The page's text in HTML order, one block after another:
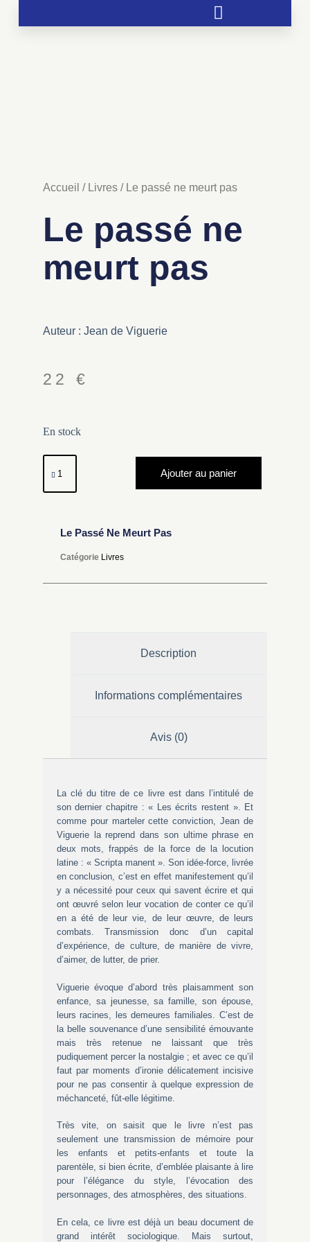
Accueil / Livres/ Le passé ne meurt pas
Le passé ne
meurt pas
Auteur : Jean de Viguerie
22€
En stock
Ajouter au panier
Le Passé Ne Meurt Pas
Catégorie Livres
Description
Informations complémentaires
Avis (0)
La clé du titre de ce livre est dans l’intitulé de
son dernier chapitre : « Les écrits restent ». Et
comme pour marteler cette conviction, Jean de
Viguerie la reprend dans son ultime phrase en
deux mots, frappés de la force de la locution
latine : « Scripta manent ». Son idée-force, livrée
en conclusion, c’est en effet manifestement qu’il
y a nécessité pour ceux qui savent écrire et qui
ont œuvré selon leur vocation de conter ce qu’il
en a été de leur vie, de leur œuvre, de leurs
combats. Transmission donc d’un capital
d’expérience, de culture, de manière de vivre,
d’aimer, de lutter, de prier.
Viguerie évoque d’abord très plaisamment son
enfance, sa jeunesse, sa famille, son épouse,
leurs racines, les demeures familiales. C’est de
la belle souvenance d’une sensibilité émouvante
mais très retenue ne laissant que très
pudiquement percer la nostalgie ; et avec ce qu’il
faut par moments d’ironie délicatement incisive
pour ne pas consentir à quelque expression de
méchanceté, fût-elle légitime.
Très vite, on saisit que le livre n’est pas
seulement une transmission de mémoire pour
les enfants et petits-enfants et toute la
parentèle, si bien écrite, d’emblée plaisante à lire
pour l’élégance du style, l’évocation des
personnages, des atmosphères, des situations.
En cela, ce livre est déjà un beau document de
grand intérêt sociologique. Mais surtout,